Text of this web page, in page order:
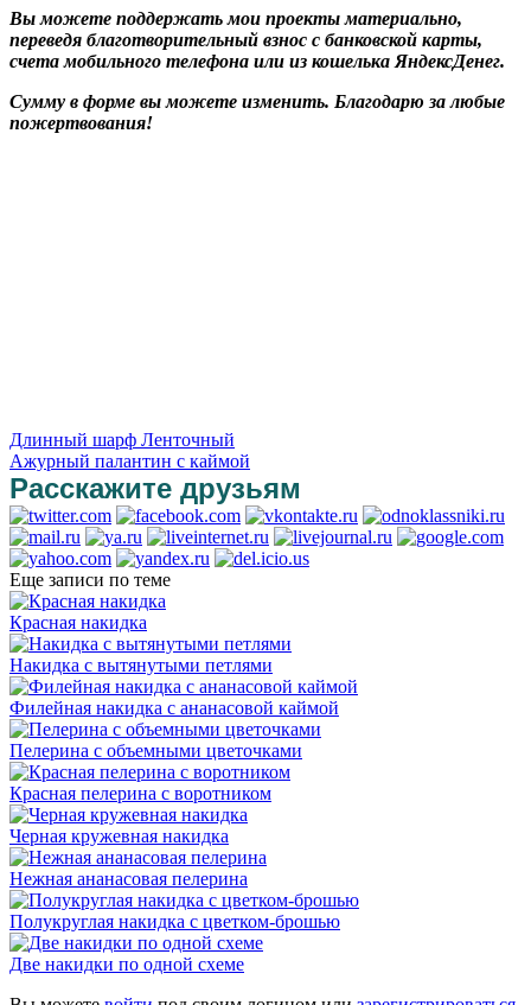
Вы можете поддержать мои проекты материально,
переведя благотворительный взнос с банковской карты,
счета мобильного телефона или из кошелька ЯндексДенег.
Сумму в форме вы можете изменить. Благодарю за любые
пожертвования!
Длинный шарф Ленточный
Ажурный палантин с каймой
Расскажите друзьям
Еще записи по теме
Красная накидка
Накидка с вытянутыми петлями
Филейная накидка с ананасовой каймой
Пелерина с объемными цветочками
Красная пелерина с воротником
Черная кружевная накидка
Нежная ананасовая пелерина
Полукруглая накидка с цветком-брошью
Две накидки по одной схеме